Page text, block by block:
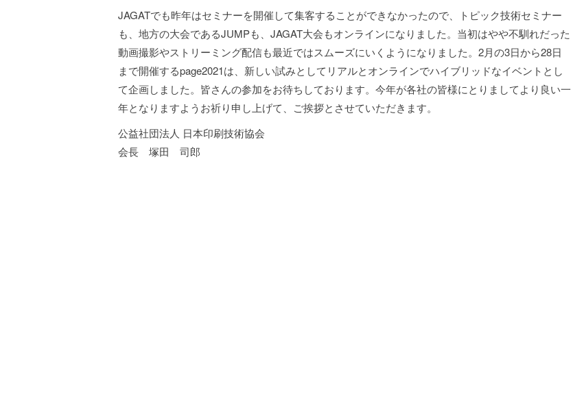
JAGATでも昨年はセミナーを開催して集客することができなかったので、トピック技術セミナー
も、地方の大会であるJUMPも、JAGAT大会もオンラインになりました。当初はやや不馴れだった
動画撮影やストリーミング配信も最近ではスムーズにいくようになりました。2月の3日から28日
まで開催するpage2021は、新しい試みとしてリアルとオンラインでハイブリッドなイベントとし
て企画しました。皆さんの参加をお待ちしております。今年が各社の皆様にとりましてより良い一
年となりますようお祈り申し上げて、ご挨拶とさせていただきます。
公益社団法人 日本印刷技術協会
会長 塚田 司郎